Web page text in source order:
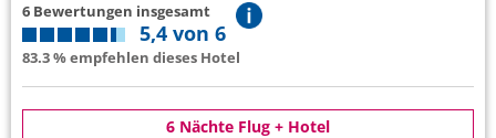
6 Bewertungen insgesamt
5,4 von 6
83.3 % empfehlen dieses Hotel
6 Nächte Flug + Hotel